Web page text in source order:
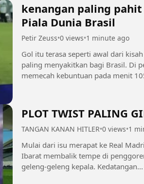
kenangan paling
Piala Dunia Brasil
Petir Zeuss•0 views•1 minute ago
Gol itu terasa seperti awal dari
paling menyakitkan bagi Brasil. Di perempat final Piala Dunia 2022 melawan Kroasia, Neymar
memecah kebuntuan pada menit
PLOT TWIST PALING
TANGAN KANAN HITLER•0 views•1
Mulai dari isu merapat ke Real
Ibarat membalik tempe di
geleng-geleng kepala. Kedatangan...